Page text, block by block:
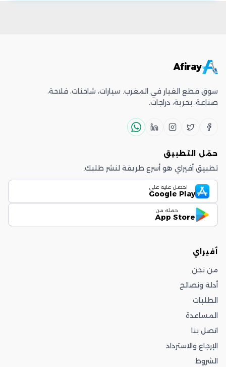
Afiray
سوق قطع الغيار في المغرب. سيارات، شاحنات، فلاحة،
صناعة، بحرية، دراجات.
حمّل التطبيق
تطبيق أفيراي هو أسرع طريقة لنشر طلبك.
احصل عليه على
Google Play
حمله من
App Store
أفيراي
من نحن
أدلة ونصائح
الطلبات
المساعدة
اتصل بنا
الإرجاع والاسترداد
الشروط